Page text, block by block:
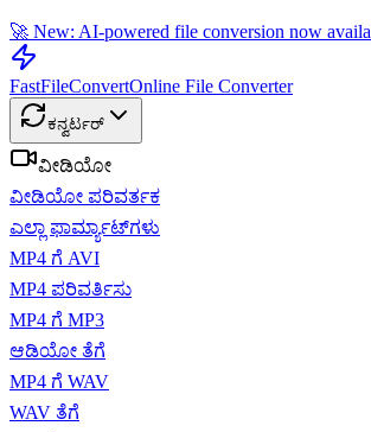
🚀 New: AI-powered file conversion now
FastFileConvertOnline File Converter
ಕನ್ವರ್ಟರ್
ವೀಡಿಯೋ
ವೀಡಿಯೋ ಪರಿವರ್ತಕ
ಎಲ್ಲಾ ಫಾರ್ಮ್ಯಾಟ್‌ಗಳು
MP4 ಗೆ AVI
MP4 ಪರಿವರ್ತಿಸು
MP4 ಗೆ MP3
ಆಡಿಯೋ ತೆಗೆ
MP4 ಗೆ WAV
WAV ತೆಗೆ